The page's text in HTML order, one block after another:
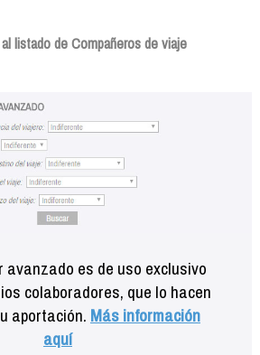
listado de Compañeros de viaje
avanzado es de uso exclusivo
colaboradores, que lo hacen
aportación. Más información
aquí